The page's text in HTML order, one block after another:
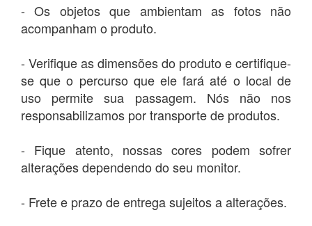
- Os objetos que ambientam as fotos não
acompanham o produto.
- Verifique as dimensões do produto e certifique-
se que o percurso que ele fará até o local de
uso permite sua passagem. Nós não nos
responsabilizamos por transporte de produtos.
- Fique atento, nossas cores podem sofrer
alterações dependendo do seu monitor.
- Frete e prazo de entrega sujeitos a alterações.